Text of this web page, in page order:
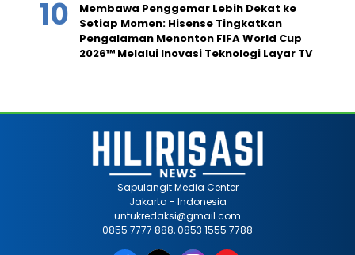
Membawa Penggemar Lebih Dekat ke
Setiap Momen: Hisense Tingkatkan
Pengalaman Menonton FIFA World Cup
2026™ Melalui Inovasi Teknologi Layar TV
Sapulangit Media Center
Jakarta - Indonesia
untukredaksi@gmail.com
0855 7777 888, 0853 1555 7788